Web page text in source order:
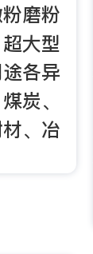
磨粉
大型
各异
炭、
、冶